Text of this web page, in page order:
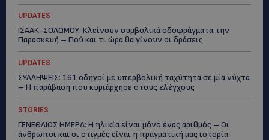
UPDATES
ΙΣΑΑΚ-ΣΟΛΩΜΟΥ: Κλείνουν συμβολικά οδοφράγματα την
Παρασκευή – Πού και τι ώρα θα γίνουν οι δράσεις
UPDATES
ΣΥΛΛΗΨΕΙΣ: 161 οδηγοί με υπερβολική ταχύτητα σε μία νύχτα
– Η παράβαση που κυριάρχησε στους ελέγχους
STORIES
ΓΕΝΕΘΛΙΟΣ ΗΜΕΡΑ: Η ηλικία είναι μόνο ένας αριθμός – Οι
άνθρωποι και οι στιγμές είναι η πραγματική μας ιστορία